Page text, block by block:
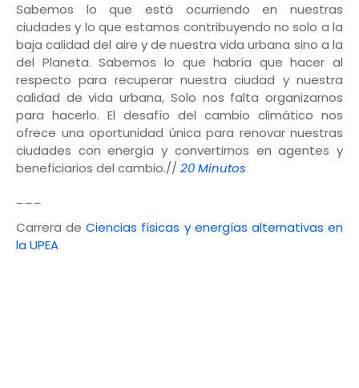
Sabemos lo que está ocurriendo en nuestras
ciudades y lo que estamos contribuyendo no solo a la
baja calidad del aire y de nuestra vida urbana sino a la
del Planeta. Sabemos lo que habría que hacer al
respecto para recuperar nuestra ciudad y nuestra
calidad de vida urbana, Solo nos falta organizarnos
para hacerlo. El desafío del cambio climático nos
ofrece una oportunidad única para renovar nuestras
ciudades con energía y convertirnos en agentes y
beneficiarios del cambio.// 20 Minutos
Carrera deCiencias físicas y energías alternativas en
la UPEA